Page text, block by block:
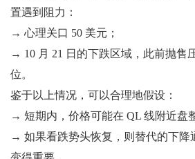
置遇到阻力：
→ 心理关口 50 美元；
→ 10 月 21 日的下跌区域，此前抛售
位。
鉴于以上情况，可以合理地假设：
→ 短期内，价格可能在 QL 线附近盘
→ 如果看跌势头恢复，则替代的下降